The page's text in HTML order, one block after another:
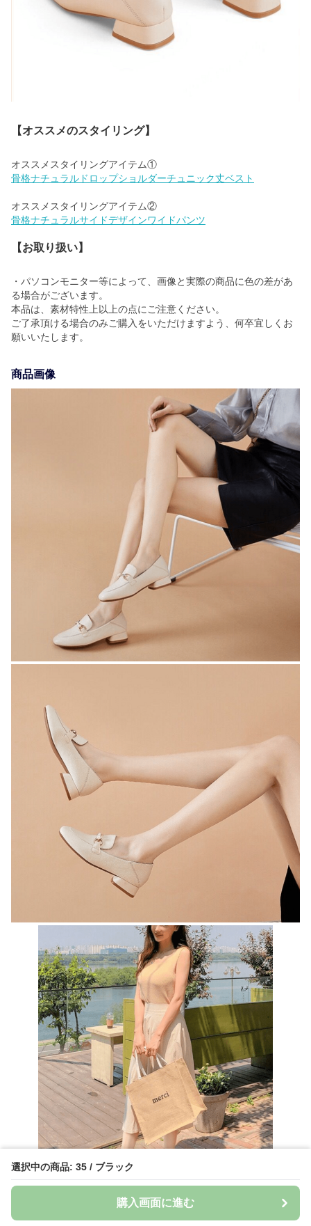
選択中の商品: 35 / ブラック
購入画面に進む
【オススメのスタイリング】
骨格ナチュラルドロップショルダーチュニック丈ベスト
骨格ナチュラルサイドデザインワイドパンツ
【お取り扱い】
・パソコンモニター等によって、画像と実際の商品に色の差があ
る場合がございます。
本品は、素材特性上以上の点にご注意ください。
ご了承頂ける場合のみご購入をいただけますよう、何卒宜しくお
願いいたします。
商品画像